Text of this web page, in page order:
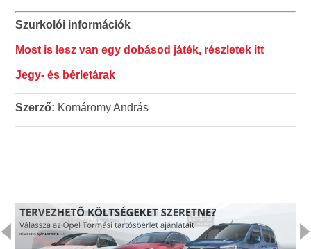
Szurkolói információk
Most is lesz van egy dobásod játék, részletek itt
Jegy- és bérletárak
Szerző: Komáromy András